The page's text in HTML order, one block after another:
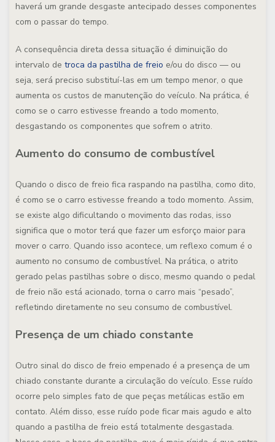
haverá um grande desgaste antecipado desses componentes
com o passar do tempo.
A consequência direta dessa situação é diminuição do
intervalo de troca da pastilha de freio e/ou do disco — ou
seja, será preciso substituí-las em um tempo menor, o que
aumenta os custos de manutenção do veículo. Na prática, é
como se o carro estivesse freando a todo momento,
desgastando os componentes que sofrem o atrito.
Aumento do consumo de combustível
Quando o disco de freio fica raspando na pastilha, como dito,
é como se o carro estivesse freando a todo momento. Assim,
se existe algo dificultando o movimento das rodas, isso
significa que o motor terá que fazer um esforço maior para
mover o carro. Quando isso acontece, um reflexo comum é o
aumento no consumo de combustível. Na prática, o atrito
gerado pelas pastilhas sobre o disco, mesmo quando o pedal
de freio não está acionado, torna o carro mais “pesado”,
refletindo diretamente no seu consumo de combustível.
Presença de um chiado constante
Outro sinal do disco de freio empenado é a presença de um
chiado constante durante a circulação do veículo. Esse ruído
ocorre pelo simples fato de que peças metálicas estão em
contato. Além disso, esse ruído pode ficar mais agudo e alto
quando a pastilha de freio está totalmente desgastada.